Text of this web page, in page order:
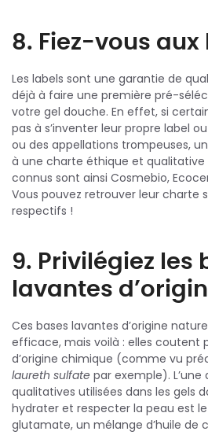
8. Fiez-vous aux
Les labels sont une garantie de
déjà à faire une première pré-
votre gel douche. En effet, si
pas à s’inventer leur propre label
ou des appellations trompeuses,
à une charte éthique et qualitative
connus sont ainsi Cosmebio,
Vous pouvez retrouver leur charte
respectifs !
9. Privilégiez les
lavantes
Ces bases lavantes d’origine
efficace, mais voilà : elles coutent
d’origine chimique (comme vu
laureth sulfate par exemple). L’une
qualitatives utilisées dans les gels
hydrater et respecter la peau est
glutamate, un mélange d’huile